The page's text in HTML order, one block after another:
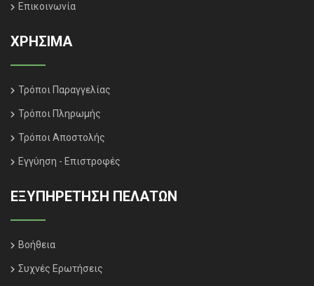
Επικοινωνία
ΧΡΗΣΙΜΑ
Τρόποι Παραγγελίας
Τρόποι Πληρωμής
Τρόποι Αποστολής
Εγγύηση - Επιστροφές
ΕΞΥΠΗΡΈΤΗΣΗ ΠΕΛΑΤΏΝ
Βοήθεια
Συχνές Ερωτήσεις